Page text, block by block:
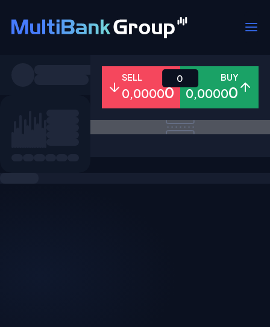
Todo Forex Metales
SELL
0,00000
BUY
0,00000
0